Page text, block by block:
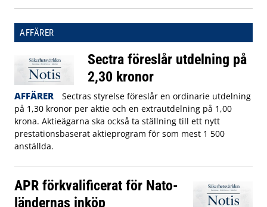
AFFÄRER
Sectra föreslår utdelning på
2,30 kronor
AFFÄRER
Sectras styrelse föreslår en ordinarie utdelning
på 1,30 kronor per aktie och en extrautdelning på 1,00
krona. Aktieägarna ska också ta ställning till ett nytt
prestationsbaserat aktieprogram för som mest 1 500
anställda.
APR förkvalificerat för Nato-
ländernas inköp